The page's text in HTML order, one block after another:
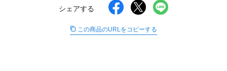
シェアする
この商品のURLをコピーする